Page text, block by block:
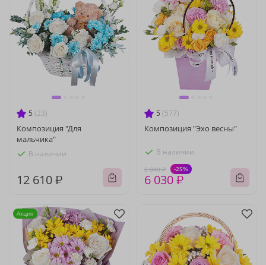
5 (23)
Композиция "Для
мальчика"
В наличии
12 610 ₽
5 (577)
Композиция "Эхо весны"
В наличии
8 040 ₽ -25%
6 030 ₽
Акция